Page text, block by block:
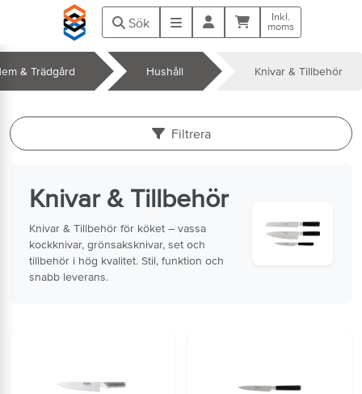
Hoppa till huvudinnehåll
Sök Meny Kundvagn
Inkl.
moms
& Trädgård Hushåll Knivar & Tillbehör
Filtrera
Knivar & Tillbehör
Knivar & Tillbehör för köket – vassa
kockknivar, grönsaksknivar, set och
tillbehör i hög kvalitet. Stil, funktion och
snabb leverans.